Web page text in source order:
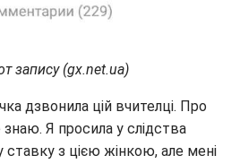
запису (gx.net.ua)
дзвонила цій вчителці. Про
Я просила у слідства
з цією жінкою, але мені